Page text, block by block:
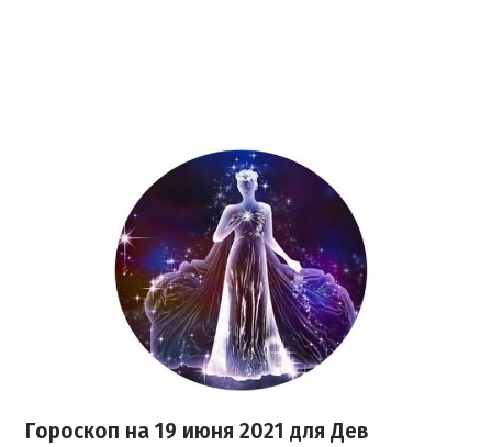
Гороскоп на 19 июня 2021 для Дев